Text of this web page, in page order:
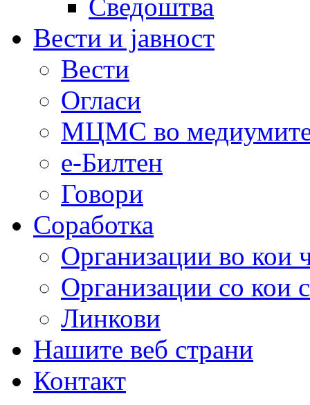
Сведоштва
Вести и јавност
Вести
Огласи
МЦМС во
е-Билтен
Говори
Соработка
Организации во кои
Организации со кои
Линкови
Нашите веб страни
Контакт